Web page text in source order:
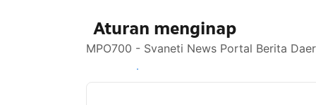
Aturan menginap
MPO700 - Svaneti News Portal Berita
Lihat ketersediaan